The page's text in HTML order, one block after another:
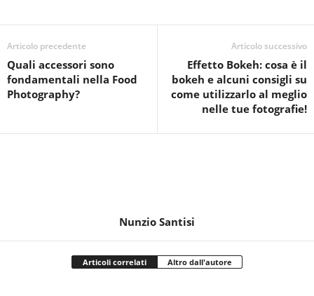
Articolo precedente
Quali accessori sono
fondamentali nella Food
Photography?
Articolo successivo
Effetto Bokeh: cosa è il
bokeh e alcuni consigli su
come utilizzarlo al meglio
nelle tue fotografie!
Nunzio Santisi
Articoli correlati Altro dall'autore